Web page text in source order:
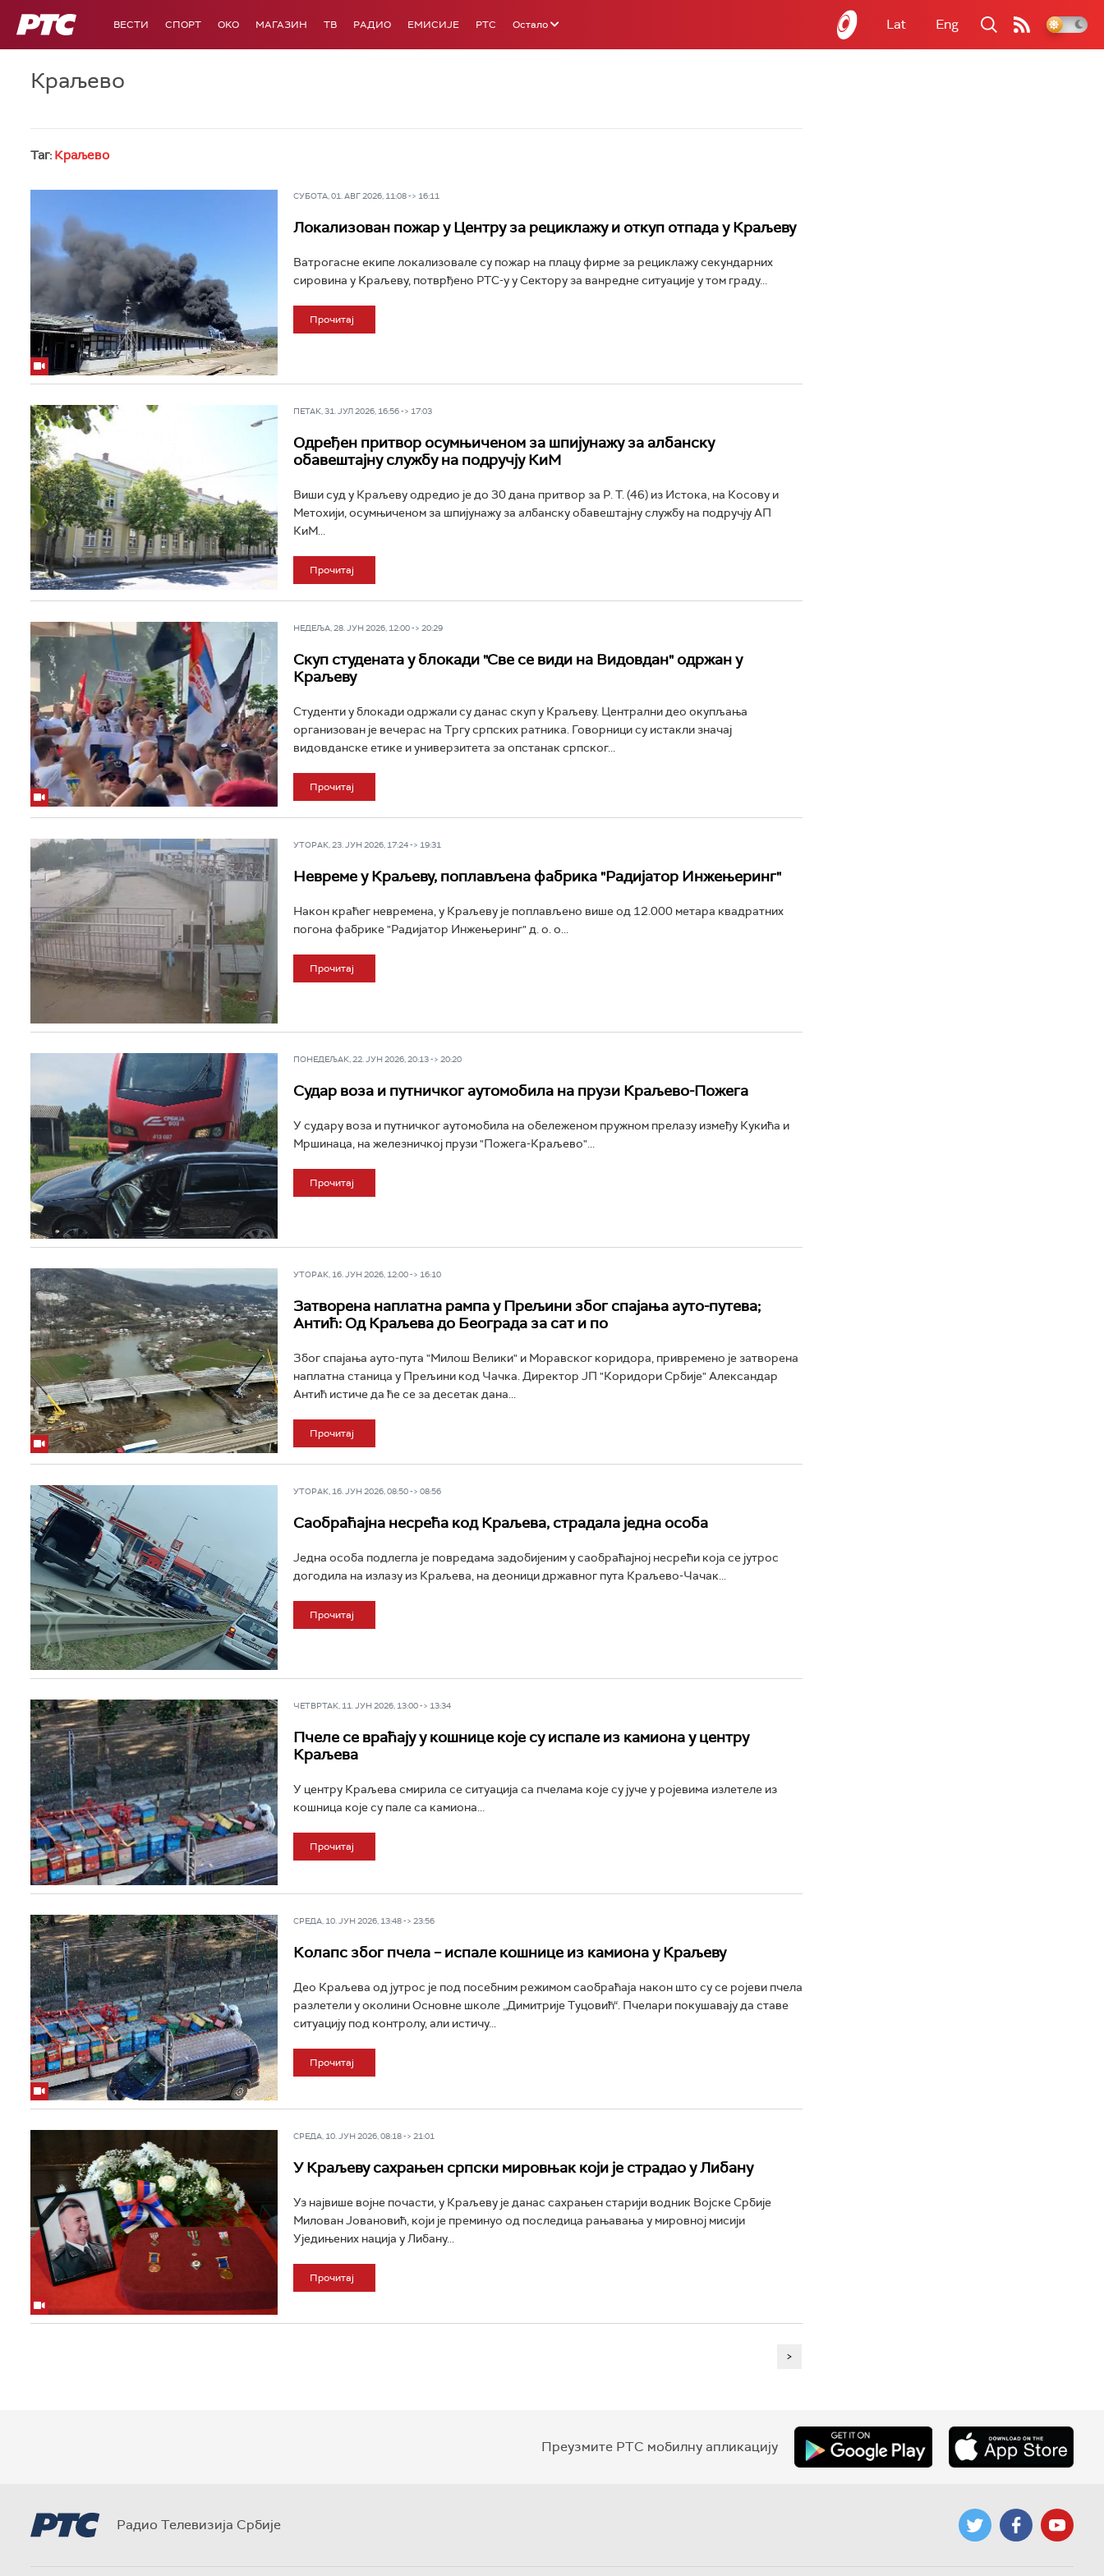
РТС ВЕСТИ СПОРТ OKO МАГАЗИН ТВ РАДИО ЕМИСИЈЕ РТС Остало Lat Eng
Краљево
Таг: Краљево
СУБОТА, 01. АВГ 2026, 11:08 -> 16:11
Локализован пожар у Центру за рециклажу и откуп отпада у Краљеву
Ватрогасне екипе локализовале су пожар на плацу фирме за рециклажу секундарних
сировина у Kраљеву, потврђено РТС-у у Сектору за ванредне ситуације у том граду...
Прочитај
ПЕТАК, 31. ЈУЛ 2026, 16:56 -> 17:03
Одређен притвор осумњиченом за шпијунажу за албанску
обавештајну службу на подручју КиМ
Виши суд у Краљеву одредио је до 30 дана притвор за Р. Т. (46) из Истока, на Косову и
Метохији, осумњиченом за шпијунажу за албанску обавештајну службу на подручју АП
КиМ...
Прочитај
НЕДЕЉА, 28. ЈУН 2026, 12:00 -> 20:29
Скуп студената у блокади "Све се види на Видовдан" одржан у
Краљеву
Студенти у блокади одржали су данас скуп у Краљеву. Централни део окупљања
организован је вечерас на Тргу српских ратника. Говорници су истакли значај
видовданске етике и универзитета за опстанак српског...
Прочитај
УТОРАК, 23. ЈУН 2026, 17:24 -> 19:31
Невреме у Краљеву, поплављена фабрика "Радијатор Инжењеринг"
Након краћег невремена, у Краљеву је поплављено више од 12.000 метара квадратних
погона фабрике "Радијатор Инжењеринг" д. о. о...
Прочитај
ПОНЕДЕЉАК, 22. ЈУН 2026, 20:13 -> 20:20
Судар воза и путничког аутомобила на прузи Краљево-Пожега
У судару воза и путничког аутомобила на обележеном пружном прелазу између Кукића и
Мршинаца, на железничкој прузи "Пожега-Краљево"...
Прочитај
УТОРАК, 16. ЈУН 2026, 12:00 -> 16:10
Затворена наплатна рампа у Прељини због спајања ауто-путева;
Антић: Од Краљева до Београда за сат и по
Због спајања ауто-пута "Милош Велики" и Моравског коридора, привремено је затворена
наплатна станица у Прељини код Чачка. Директор ЈП "Коридори Србије" Александар
Антић истиче да ће се за десетак дана...
Прочитај
УТОРАК, 16. ЈУН 2026, 08:50 -> 08:56
Саобраћајна несрећа код Краљева, страдала једна особа
Једна особа подлегла је повредама задобијеним у саобраћајној несрећи која се јутрос
догодила на излазу из Краљева, на деоници државног пута Краљево-Чачак...
Прочитај
ЧЕТВРТАК, 11. ЈУН 2026, 13:00 -> 13:34
Пчеле се враћају у кошнице које су испале из камиона у центру
Краљева
У центру Краљева смирила се ситуација са пчелама које су јуче у ројевима излетеле из
кошница које су пале са камиона...
Прочитај
СРЕДА, 10. ЈУН 2026, 13:48 -> 23:56
Колапс због пчела – испале кошнице из камиона у Краљеву
Део Краљева од јутрос је под посебним режимом саобраћаја након што су се ројеви пчела
разлетели у околини Основне школе „Димитрије Туцовић“. Пчелари покушавају да ставе
ситуацију под контролу, али истичу...
Прочитај
СРЕДА, 10. ЈУН 2026, 08:18 -> 21:01
У Краљеву сахрањен српски мировњак који је страдао у Либану
Уз највише војне почасти, у Краљеву је данас сахрањен старији водник Војске Србије
Милован Јовановић, који је преминуо од последица рањавања у мировној мисији
Уједињених нација у Либану...
Прочитај
>
Преузмите РТС мобилну апликацију
Радио Телевизија Србије